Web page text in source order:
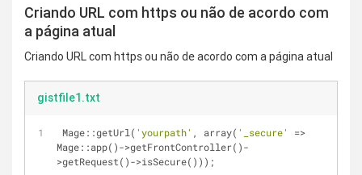
Criando URL com https ou não de acordo com
a página atual
Criando URL com https ou não de acordo com a página atual
gistfile1.txt
Mage::getUrl( 'yourpath' , array( '_secure' =>
Mage::app()->getFrontController()-
>getRequest()->isSecure()));